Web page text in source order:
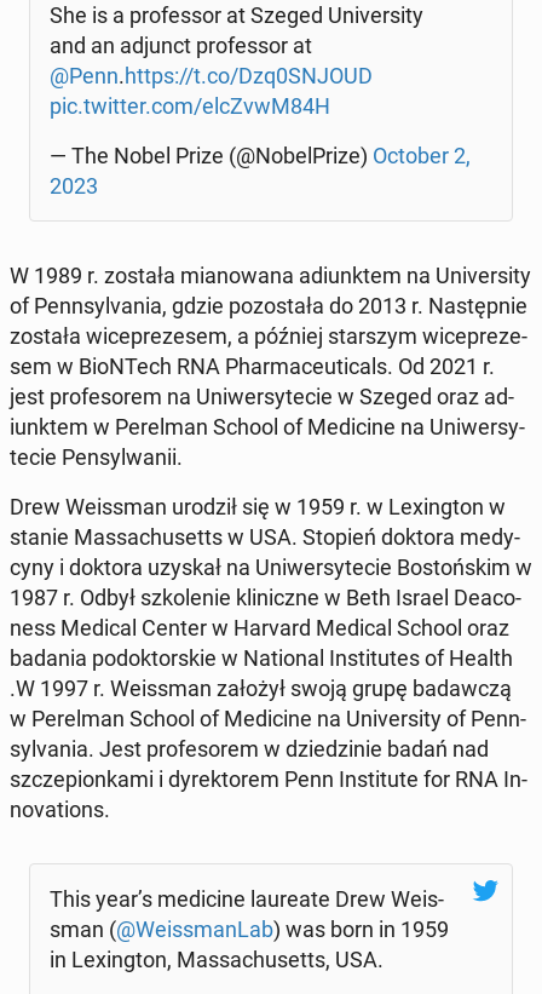
She is a pro­fes­sor at Szeged Uni­ver­si­ty
and an adjunct pro­fes­sor at
@Penn.https://t.co/Dzq0SNJOUD
pic.twitter.com/elcZvwM84H
— The Nobel Prize (@No­bel­Pri­ze) October 2,
2023
W 1989 r. została mia­no­wa­na ad­iunk­tem na Uni­ver­si­ty
of Pen­n­sy­lva­nia, gdzie po­zo­sta­ła do 2013 r. Na­stęp­nie
została wi­ce­pre­ze­sem, a później star­szym wi­ce­pre­ze­
sem w BioN­Tech RNA Phar­ma­ceu­ti­cals. Od 2021 r.
jest pro­fe­so­rem na Uni­wer­sy­te­cie w Szeged oraz ad­
iunk­tem w Pe­rel­man School of Me­di­ci­ne na Uni­wer­sy­
te­cie Pen­syl­wa­nii.
Drew We­is­sman urodził się w 1959 r. w Le­xing­ton w
stanie Mas­sa­chu­setts w USA. Stopień doktora me­dy­
cy­ny i doktora uzyskał na Uni­wer­sy­te­cie Bo­stoń­skim w
1987 r. Odbył szko­le­nie kli­nicz­ne w Beth Israel De­aco­
ness Medical Center w Harvard Medical School oraz
badania po­dok­tor­skie w Na­tio­nal In­sti­tu­tes of Health
.W 1997 r. We­is­sman założył swoją grupę ba­daw­czą
w Pe­rel­man School of Me­di­ci­ne na Uni­ver­si­ty of Pen­n­
sy­lva­nia. Jest pro­fe­so­rem w dzie­dzi­nie badań nad
szcze­pion­ka­mi i dy­rek­to­rem Penn In­sti­tu­te for RNA In­
no­va­tions.
This year’s me­di­ci­ne lau­re­ate Drew We­is­
sman (@We­is­sman­Lab) was born in 1959
in Le­xing­ton, Mas­sa­chu­setts, USA.